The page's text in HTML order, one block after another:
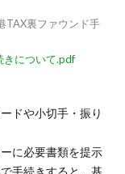
TAX裏ファウンド手
きについて.pdf
ドや小切手・振り
に必要書類を提示
手続きすると、基